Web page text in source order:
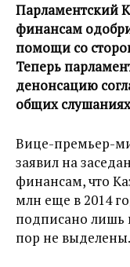
Парламентский
финансам
помощи со
Теперь
денонсацию
общих
Вице-премьер-
заявил на
финансам, что
млн еще в 2014
подписано лишь
пор не выделены.